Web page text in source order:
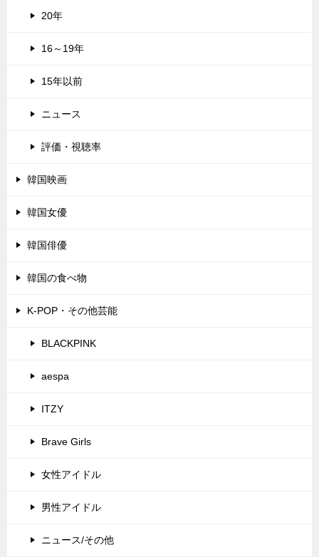
20年
16～19年
15年以前
ニュース
評価・視聴率
韓国映画
韓国女優
韓国俳優
韓国の食べ物
K-POP・その他芸能
BLACKPINK
aespa
ITZY
Brave Girls
女性アイドル
男性アイドル
ニュース/その他